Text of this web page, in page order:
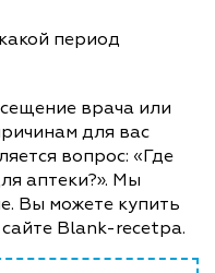
период
врача или
для вас
вопрос: «Где
аптеки?». Мы
Вы можете купить
Blank-recetpa.